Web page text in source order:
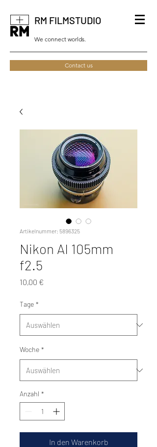
RM FILMSTUDIO
We connect worlds.
Contact us
Artikelnummer: 5896325
Nikon AI 105mm
f2.5
10,00 €
Tage *
Woche *
Anzahl *
In den Warenkorb